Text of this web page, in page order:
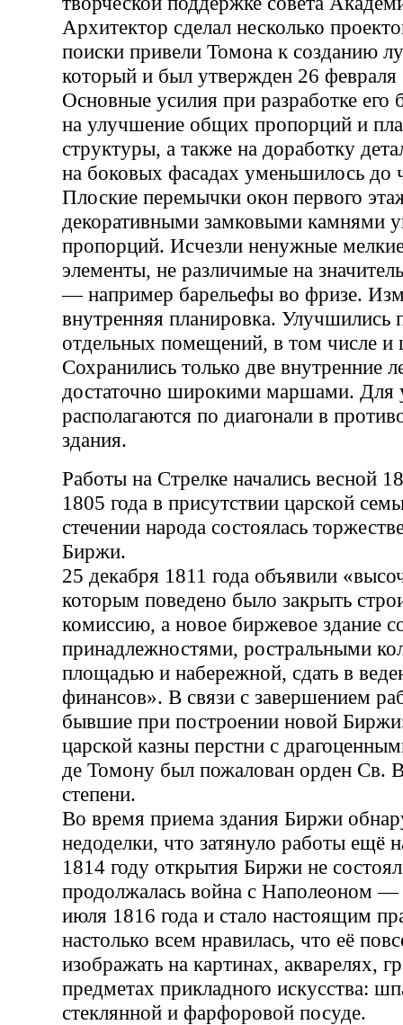
Архитектор сделал несколько
поиски привели Томона к созданию
который и был утвержден 26 февраля
Основные усилия при разработке его
на улучшение общих пропорций и
структуры, а также на доработку
на боковых фасадах уменьшилось до
Плоские перемычки окон первого
декоративными замковыми камнями
пропорций. Исчезли ненужные
элементы, не различимые на
— например барельефы во фризе.
внутренняя планировка. Улучшились
отдельных помещений, в том числе и
Сохранились только две внутренние
достаточно широкими маршами. Для
располагаются по диагонали в
здания.
Работы на Стрелке начались весной
1805 года в присутствии царской
стечении народа состоялась
Биржи.
25 декабря 1811 года объявили
которым поведено было закрыть
комиссию, а новое биржевое здание
принадлежностями, ростральными
площадью и набережной, сдать в
финансов». В связи с завершением
бывшие при построении новой
царской казны перстни с
де Томону был пожалован орден Св.
степени.
Во время приема здания Биржи
недоделки, что затянуло работы ещё
1814 году открытия Биржи не
продолжалась война с Наполеоном
июля 1816 года и стало настоящим
настолько всем нравилась, что её
изображать на картинах, акварелях,
предметах прикладного искусства:
стеклянной и фарфоровой посуде.